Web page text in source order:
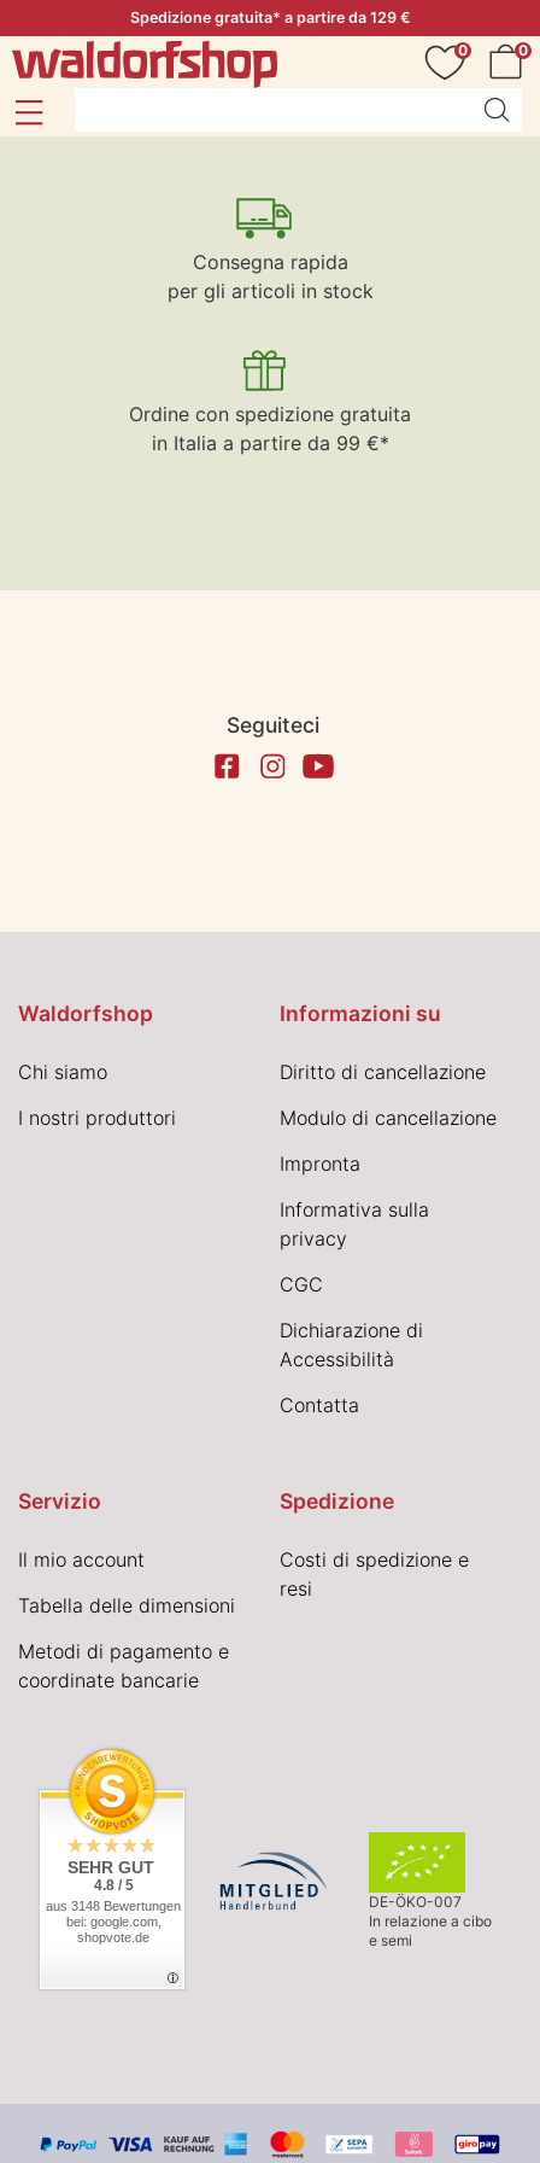
Spedizione gratuita* a partire da 129 €
0
0
Consegna rapida
per gli articoli in stock
Ordine con spedizione gratuita
in Italia a partire da 99 €*
Seguiteci
Waldorfshop
Chi siamo
I nostri produttori
Informazioni su
Diritto di cancellazione
Modulo di cancellazione
Impronta
Informativa sulla
privacy
CGC
Dichiarazione di
Accessibilità
Contatta
Servizio
Il mio account
Tabella delle dimensioni
Metodi di pagamento e
coordinate bancarie
Spedizione
Costi di spedizione e
resi
SEHR GUT
4.8 / 5
aus 3148 Bewertungen
bei: google.com,
shopvote.de
DE-ÖKO-007
In relazione a cibo
e semi